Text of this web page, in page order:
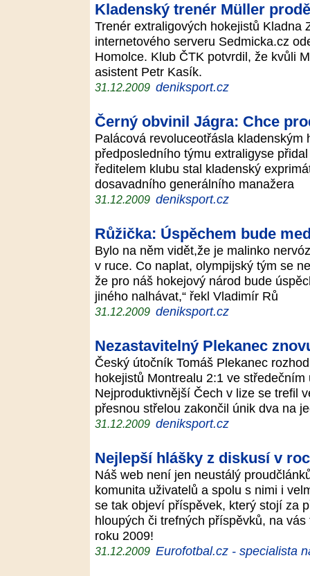
Kladenský trenér Müller
Trenér extraligových hokejistů
internetového serveru Sedmicka.cz
Homolce. Klub ČTK potvrdil, že kvůli
asistent Petr Kasík.
31.12.2009 deniksport.cz
Černý obvinil Jágra: Chce
Palácová revoluceotřásla kladenským
předposledního týmu extraligyse
ředitelem klubu stal kladenský
dosavadního generálního manažera
31.12.2009 deniksport.cz
Růžička: Úspěchem bude
Bylo na něm vidět,že je malinko
v ruce. Co naplat, olympijský tým se
že pro náš hokejový národ bude
jiného nalhávat,“ řekl Vladimír Rů
31.12.2009 deniksport.cz
Nezastavitelný Plekanec
Český útočník Tomáš Plekanec
hokejistů Montrealu 2:1 ve
Nejproduktivnější Čech v lize se trefil
přesnou střelou zakončil únik dva na
31.12.2009 deniksport.cz
Nejlepší hlášky z diskusí v
Náš web není jen neustálý
komunita uživatelů a spolu s nimi i
se tak objeví příspěvek, který stojí za
hloupých či trefných příspěvků, na
roku 2009!
31.12.2009 Eurofotbal.cz - specialista